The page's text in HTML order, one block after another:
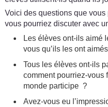
Voici des questions que
vous pourriez discuter avec
Les élèves ont-ils aimé
vous qu’ils les ont
Tous les élèves ont-ils
comment pourriez-vous
monde participe ?
Avez-vous eu